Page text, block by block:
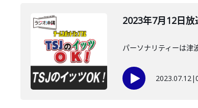
2023年7月12日
パーソナリティーは津
2023.07.12|